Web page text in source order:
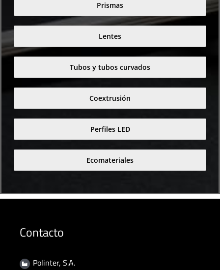
Prismas
Lentes
Tubos y tubos curvados
Coextrusión
Perfiles LED
Ecomateriales
Contacto
Polinter, S.A.